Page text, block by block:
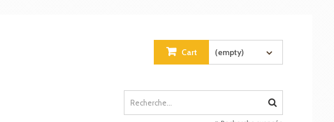
Cart (empty)